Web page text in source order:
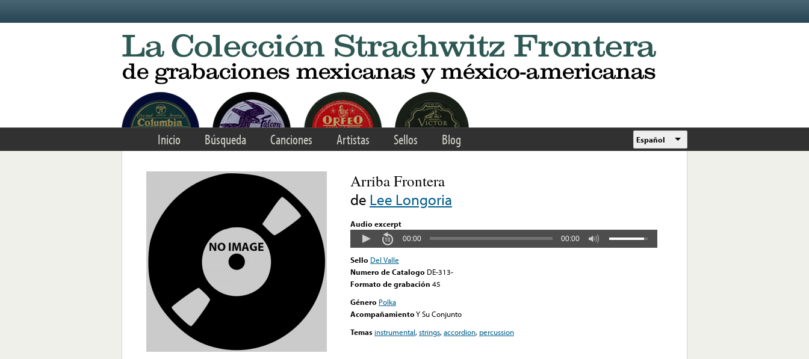
Inicio Búsqueda Canciones Artistas Sellos Blog Español
Arriba Frontera
de Lee Longoria
Audio excerpt
00:00 00:00
Sello Del Valle
Numero de Catalogo DE-313-
Formato de grabación 45
Género Polka
AcompañamientoY Su Conjunto
Temas instrumental,strings,accordion, percussion